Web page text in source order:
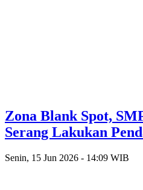
Zona Blank Spot,
Serang Lakukan
Senin, 15 Jun 2026 - 14:09 WIB